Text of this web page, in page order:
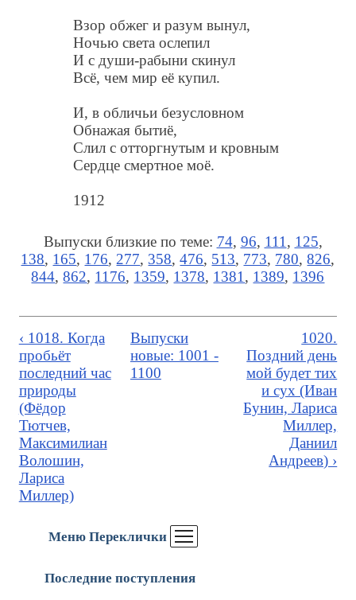
Меню Переклички
Последние поступления
Взор обжег и разум вынул,
Ночью света ослепил
И с души-рабыни скинул
Всё, чем мир её купил.
И, в обличьи безусловном
Обнажая бытиё,
Слил с отторгнутым и кровным
Сердце смертное моё.
1912
Выпуски близкие по теме: 74, 96, 111, 125,
138, 165, 176,277, 358,476, 513, 773, 780,826,
844,862, 1176, 1359, 1378, 1381, 1389, 1396
‹ 1018. Когда
пробьёт
последний час
природы
(Фёдор
Тютчев,
Максимилиан
Волошин,
Лариса
Миллер)
Выпуски
новые: 1001 -
1100
1020.
Поздний день
мой будет тих
и сух (Иван
Бунин, Лариса
Миллер,
Даниил
Андреев) ›